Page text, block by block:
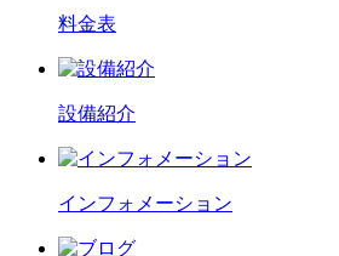
料金表
設備紹介
インフォメーション